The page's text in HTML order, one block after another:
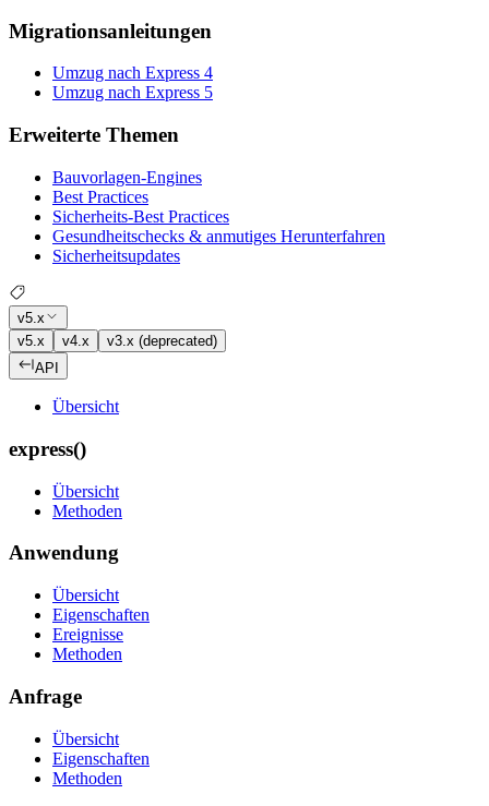
Migrationsanleitungen
Umzug nach Express 4
Umzug nach Express 5
Erweiterte Themen
Bauvorlagen-Engines
Best Practices
Sicherheits-Best Practices
Gesundheitschecks & anmutiges Herunterfahren
Sicherheitsupdates
v5.x
v5.x
v4.x
v3.x (deprecated)
API
Übersicht
express()
Übersicht
Methoden
Anwendung
Übersicht
Eigenschaften
Ereignisse
Methoden
Anfrage
Übersicht
Eigenschaften
Methoden